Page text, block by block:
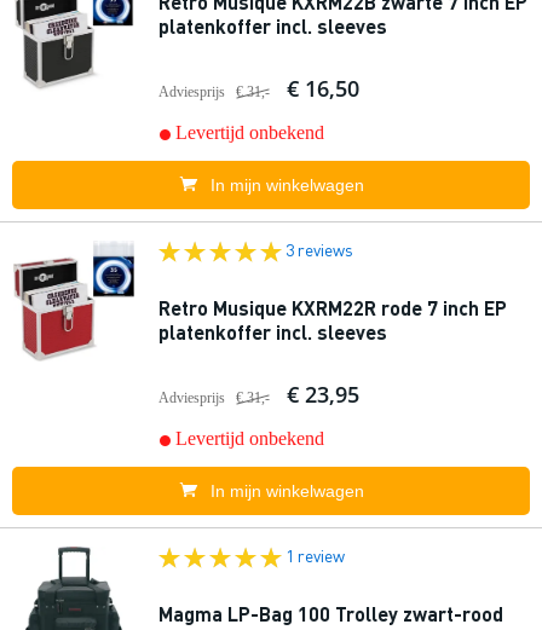
platenkoffer incl. sleeves
Adviesprijs € 31,- € 16,50
Levertijd onbekend
In mijn winkelwagen
3 reviews
Retro Musique KXRM22R rode 7 inch EP
platenkoffer incl. sleeves
Adviesprijs € 31,- € 23,95
Levertijd onbekend
In mijn winkelwagen
1 review
Magma LP-Bag 100 Trolley zwart-rood